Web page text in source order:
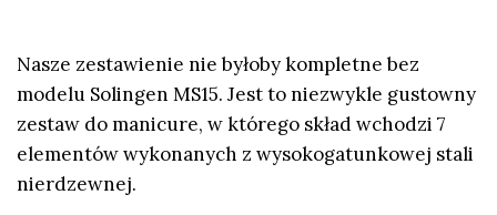
Nasze zestawienie nie byłoby kompletne bez
modelu Solingen MS15. Jest to niezwykle gustowny
zestaw do manicure, w którego skład wchodzi 7
elementów wykonanych z wysokogatunkowej stali
nierdzewnej.